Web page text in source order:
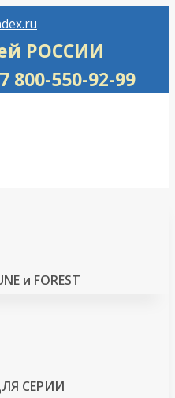
всей РОССИИ
800-550-92-99
и FOREST
СЕРИИ